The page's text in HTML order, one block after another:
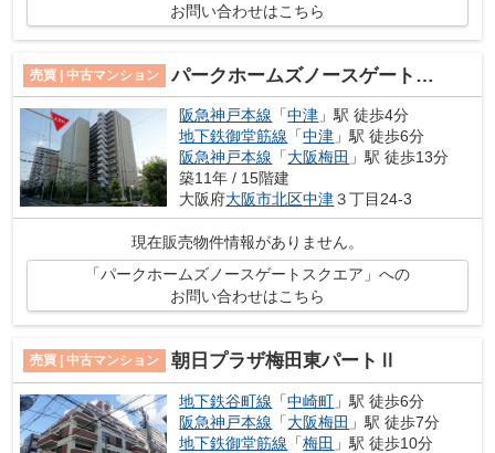
お問い合わせはこちら
売買 | 中古マンション パークホームズノースゲートスクエア
阪急神戸本線 「中津 」駅 徒歩4分
地下鉄御堂筋線 「中津 」駅 徒歩6分
阪急神戸本線 「大阪梅田 」駅 徒歩13分
築11年 / 15階建
大阪府大阪市北区中津３丁目24-3
現在販売物件情報がありません。
「パークホームズノースゲートスクエア」への
お問い合わせはこちら
売買 | 中古マンション 朝日プラザ梅田東パートⅡ
地下鉄谷町線 「中崎町 」駅 徒歩6分
阪急神戸本線 「大阪梅田 」駅 徒歩7分
地下鉄御堂筋線 「梅田 」駅 徒歩10分